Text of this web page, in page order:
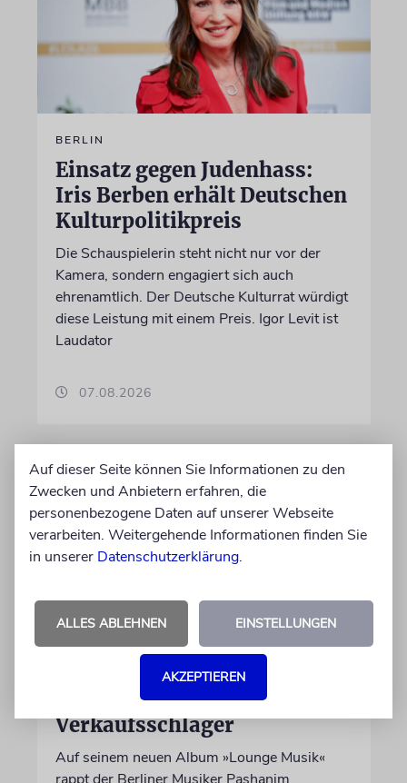
BERLIN
Einsatz gegen Judenhass:
Iris Berben erhält Deutschen
Kulturpolitikpreis
Die Schauspielerin steht nicht nur vor der
Kamera, sondern engagiert sich auch
ehrenamtlich. Der Deutsche Kulturrat würdigt
diese Leistung mit einem Preis. Igor Levit ist
Laudator
07.08.2026
HIPHOP
Rapper Pashanim: »Free
Palestine« als
Verkaufsschlager
Auf seinem neuen Album »Lounge Musik«
Auf dieser Seite können Sie Informationen zu den
Zwecken und Anbietern erfahren, die
personenbezogene Daten auf unserer Webseite
verarbeiten. Weitergehende Informationen finden Sie
in unserer Datenschutzerklärung.
ALLES ABLEHNEN EINSTELLUNGEN
AKZEPTIEREN